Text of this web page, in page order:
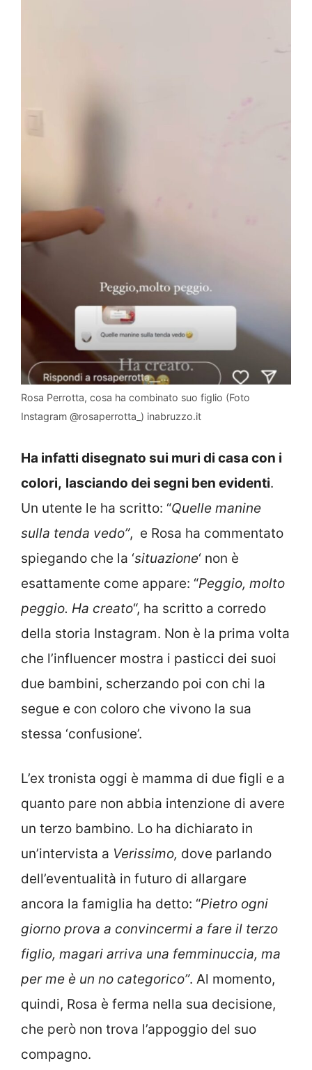
Rosa Perrotta, cosa ha combinato suo figlio (Foto
Instagram @rosaperrotta_) inabruzzo.it
Ha infatti disegnato sui muri di casa con i
colori, lasciando dei segni ben evidenti.
Un utente le ha scritto: “Quelle manine
sulla tenda vedo”, e Rosa ha commentato
spiegando che la ‘situazione‘ non è
esattamente come appare: “Peggio, molto
peggio. Ha creato“, ha scritto a corredo
della storia Instagram. Non è la prima volta
che l’influencer mostra i pasticci dei suoi
due bambini, scherzando poi con chi la
segue e con coloro che vivono la sua
stessa ‘confusione’.
L’ex tronista oggi è mamma di due figli e a
quanto pare non abbia intenzione di avere
un terzo bambino. Lo ha dichiarato in
un’intervista a Verissimo, dove parlando
dell’eventualità in futuro di allargare
ancora la famiglia ha detto: “Pietro ogni
giorno prova a convincermi a fare il terzo
figlio, magari arriva una femminuccia, ma
per me è un no categorico”. Al momento,
quindi, Rosa è ferma nella sua decisione,
che però non trova l’appoggio del suo
compagno.